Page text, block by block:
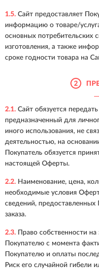
1.5. Сайт предоставляет
информацию о товаре/
основных потребительских
изготовления, а также
сроке годности товара на
2
2.1. Сайт обязуется
предназначенный для
иного использования, не
деятельностью, на
Покупатель обязуется
настоящей Оферты.
2.2. Наименование, цена,
необходимые условия
сведений,
заказа.
2.3. Право собственности
Покупателю с момента
Покупателю и оплаты
Риск его случайной гибели